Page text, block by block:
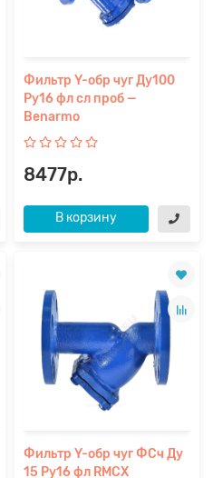
Фильтр Y-обр чуг Ду100
Ру16 фл сл проб —
Benarmo
8477р.
В корзину
Фильтр Y-обр чуг ФСч Ду
15 Ру16 фл RMCX